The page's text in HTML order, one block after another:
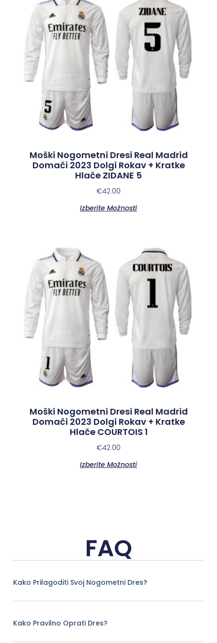
Moški Nogometni Dresi Real Madrid
Domači 2023 Dolgi Rokav + Kratke
Hlače ZIDANE 5
€42.00
Izberite Možnosti
Moški Nogometni Dresi Real Madrid
Domači 2023 Dolgi Rokav + Kratke
Hlače COURTOIS 1
€42.00
Izberite Možnosti
FAQ
Kako Prilagoditi Svoj Nogometni Dres?
Kako Pravilno Oprati Dres?